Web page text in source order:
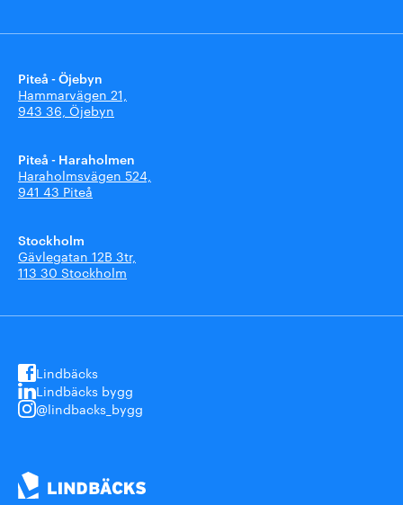
Piteå - Öjebyn
Hammarvägen 21,
943 36, Öjebyn
Piteå - Haraholmen
Haraholmsvägen 524,
941 43 Piteå
Stockholm
Gävlegatan 12B 3tr,
113 30 Stockholm
Lindbäcks
Lindbäcks bygg
@lindbacks_bygg